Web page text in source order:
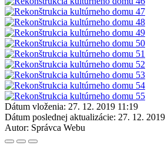
Dátum vloženia: 27. 12. 2019 11:19
Dátum poslednej aktualizácie: 27. 12. 2019
Autor: Správca Webu